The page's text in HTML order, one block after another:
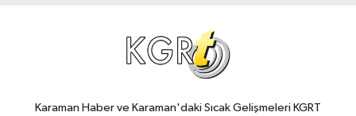
Karaman Haber ve Karaman'daki Sıcak Gelişmeleri KGRT